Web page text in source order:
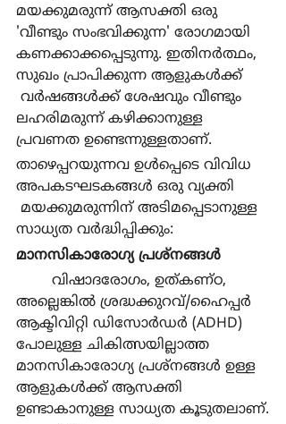
മയക്കുമരുന്ന് ആസക്തി ഒരു
'വീണ്ടും സംഭവിക്കുന്ന' രോഗമായി
കണക്കാക്കപ്പെടുന്നു. ഇതിനര്‍ത്ഥം,
സുഖം പ്രാപിക്കുന്ന ആളുകള്‍ക്ക്
വര്‍ഷങ്ങള്‍ക്ക് ശേഷവും വീണ്ടും
ലഹരിമരുന്ന് കഴിക്കാനുള്ള
പ്രവണത ഉണ്ടെന്നുള്ളതാണ്.
താഴെപ്പറയുന്നവ ഉള്‍പ്പെടെ വിവിധ
അപകടഘടകങ്ങള്‍ ഒരു വ്യക്തി
മയക്കുമരുന്നിന് അടിമപ്പെടാനുള്ള
സാധ്യത വര്‍ദ്ധിപ്പിക്കും:
മാനസികാരോഗ്യ പ്രശ്നങ്ങള്‍
അല്ലെങ്കില്‍ ശ്രദ്ധക്കുറവ്/ഹൈപ്പര്‍
ആക്ടിവിറ്റി ഡിസോര്‍ഡര്‍ (ADHD)
പോലുള്ള ചികിത്സയില്ലാത്ത
മാനസികാരോഗ്യ പ്രശ്നങ്ങള്‍ ഉള്ള
ആളുകള്‍ക്ക് ആസക്തി
ഉണ്ടാകാനുള്ള സാധ്യത കൂടുതലാണ്.